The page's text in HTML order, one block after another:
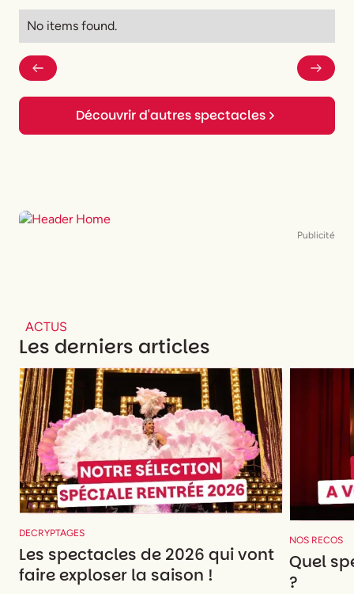
No items found.
Découvrir d'autres spectacles
Publicité
ACTUS
Les derniers articles
DECRYPTAGES
Les spectacles de 2026 qui vont
faire exploser la saison !
NOS RECOS
Quel
?